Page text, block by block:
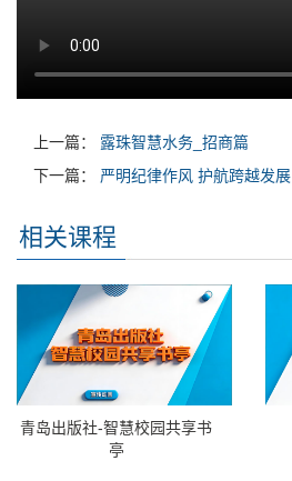
上一篇： 露珠智慧水务_招商篇
下一篇： 严明纪律作风 护航跨越发展
相关课程
青岛出版社-智慧校园共享书
亭